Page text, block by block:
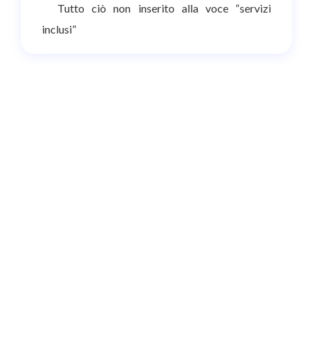
Tutto ciò non inserito alla voce “servizi
inclusi”